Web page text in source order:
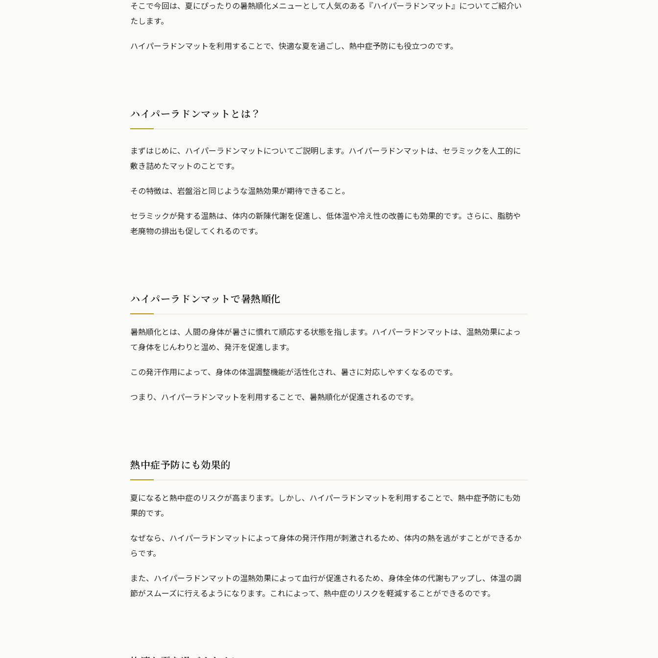
そこで今回は、夏にぴったりの暑熱順化メニューとして人気のある『ハイパーラドンマット』についてご紹介い
たします。
ハイパーラドンマットを利用することで、快適な夏を過ごし、熱中症予防にも役立つのです。
ハイパーラドンマットとは？
まずはじめに、ハイパーラドンマットについてご説明します。ハイパーラドンマットは、セラミックを人工的に
敷き詰めたマットのことです。
その特徴は、岩盤浴と同じような温熱効果が期待できること。
セラミックが発する温熱は、体内の新陳代謝を促進し、低体温や冷え性の改善にも効果的です。さらに、脂肪や
老廃物の排出も促してくれるのです。
ハイパーラドンマットで暑熱順化
暑熱順化とは、人間の身体が暑さに慣れて順応する状態を指します。ハイパーラドンマットは、温熱効果によっ
て身体をじんわりと温め、発汗を促進します。
この発汗作用によって、身体の体温調整機能が活性化され、暑さに対応しやすくなるのです。
つまり、ハイパーラドンマットを利用することで、暑熱順化が促進されるのです。
熱中症予防にも効果的
夏になると熱中症のリスクが高まります。しかし、ハイパーラドンマットを利用することで、熱中症予防にも効
果的です。
なぜなら、ハイパーラドンマットによって身体の発汗作用が刺激されるため、体内の熱を逃がすことができるか
らです。
また、ハイパーラドンマットの温熱効果によって血行が促進されるため、身体全体の代謝もアップし、体温の調
節がスムーズに行えるようになります。これによって、熱中症のリスクを軽減することができるのです。